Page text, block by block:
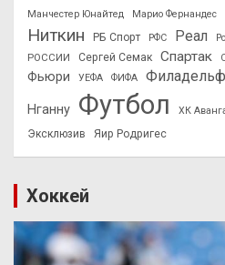
Манчестер Юнайтед Марио Фернандес
Ниткин
РБ Спорт РФС Реал
РОССИИ
Сергей Семак Спартак
Фьюри
УЕФА ФИФА
Нганну Футбол ХК
Эксклюзив Яир Родригес
Хоккей